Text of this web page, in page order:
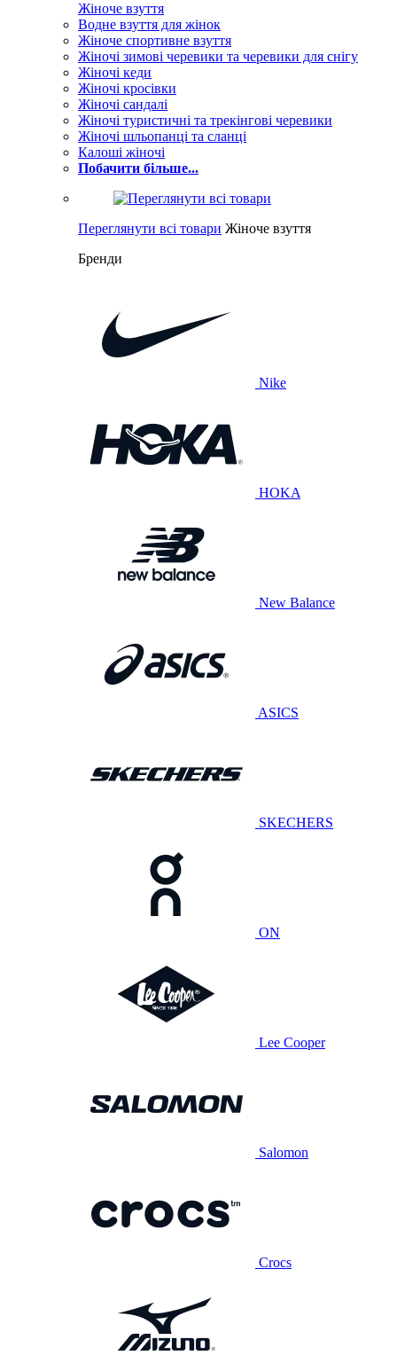
Жіноче взуття
Водне взуття для жінок
Жіноче спортивне взуття
Жіночі зимові черевики та черевики для снігу
Жіночі кеди
Жіночі кросівки
Жіночі сандалі
Жіночі туристичні та трекінгові черевики
Жіночі шльопанці та сланці
Калоші жіночі
Побачити більше...
Переглянути всі товари Жіноче взуття
Бренди
Nike
HOKA
New Balance
ASICS
SKECHERS
ON
Lee Cooper
Salomon
Crocs